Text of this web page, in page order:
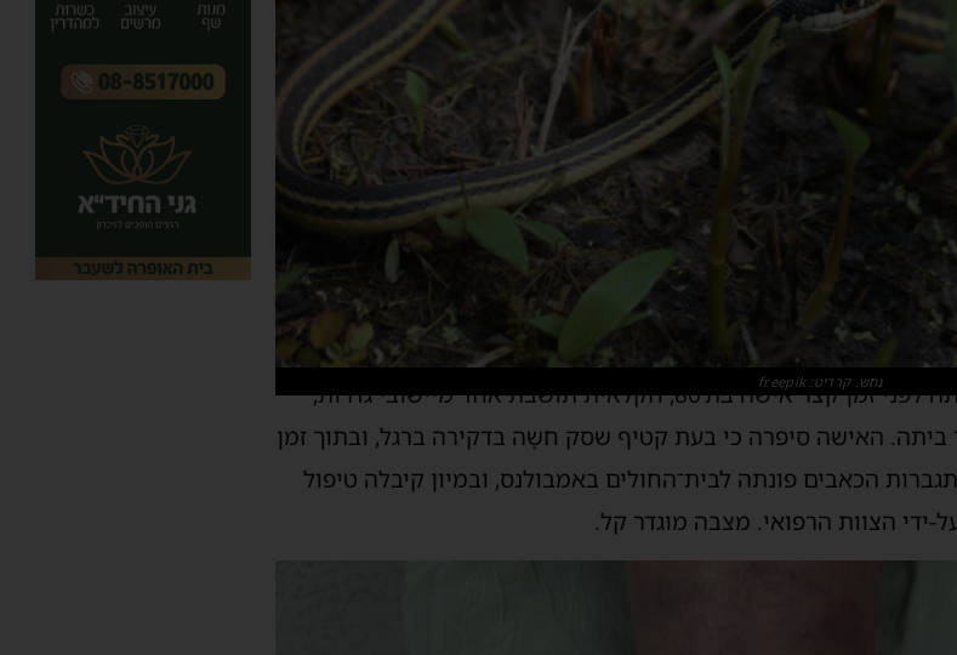
נחש. קרדיט: freepik
אל בית־החולים הציבורי אסותא אשדוד פונתה לפני זמן קצר אישה בת 80, חקלאית תושבת אחד מיישובי גדרות,
האישה סיפרה כי בעת קטיף שסק חשָה בדקירה ברגל, ובתוך זמן
הכאבים פונתה לבית־החולים באמבולנס, ובמיון קיבלה טיפול
הצוות הרפואי. מצבה מוגדר קל.